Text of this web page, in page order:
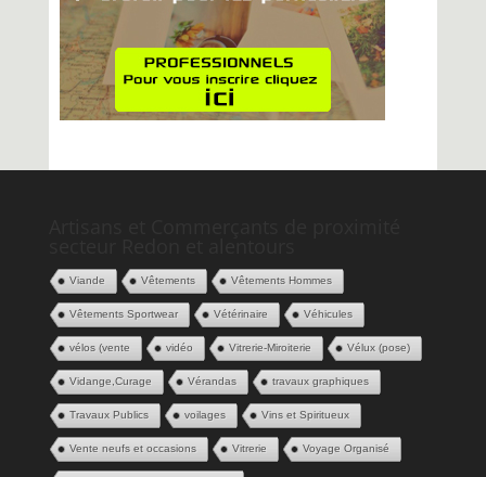
Viande Vêtements Vêtements Hommes
Vêtements Sportwear Vétérinaire Véhicules
vélos (vente vidéo Vitrerie-Miroiterie Vélux (pose)
Vidange,Curage Vérandas travaux graphiques
Travaux Publics voilages Vins et Spiritueux
Vente neufs et occasions Vitrerie Voyage Organisé